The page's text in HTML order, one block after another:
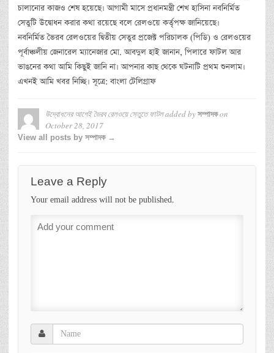
চালানোর কাজও শেষ হয়েছে। আগামী মাসে প্রধানমন্ত্রী শেখ হাসিনা নবনির্মিত
সেতুটি উদ্বোধন করার কথা রয়েছে বলে রেলওয়ে কর্তৃপক্ষ জানিয়েছে।
নবনির্মিত ভৈরব রেলওয়ের দ্বিতীয় সেতুর প্রজেক্ট পরিচালক (পিডি) ও রেলওয়ের
পূর্বাঞ্চলীয় জেনারেল ম্যানেজার মো. আবদুল হাই জানান, পিলারে ফাটল আর
ভাঙনের কথা আমি কিছুই জানি না। আপনার কাছ থেকে ঘটনাটি প্রথম শুনলাম।
এখনই আমি খবর নিচ্ছি। সূত্রে: বাংলা টেলিগ্রাফ
উদ্বোধনের আগেই ভৈরব রেলওয়ে সেতুতে ফাটলadded by সম্পাদকon
October 28, 2017
View all posts by সম্পাদক →
Leave a Reply
Your email address will not be published.